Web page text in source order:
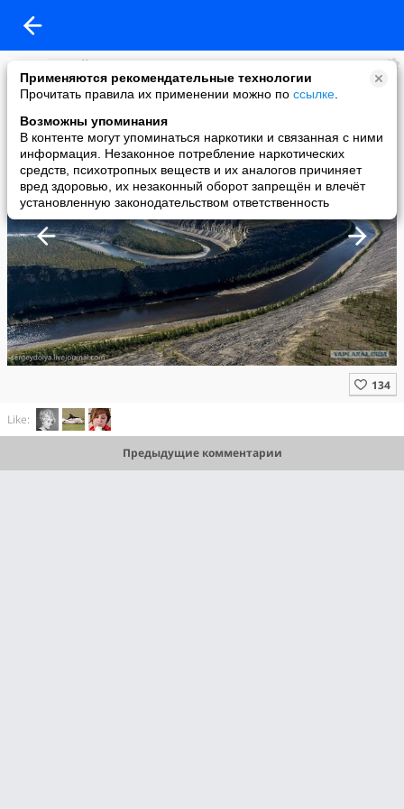
Применяются рекомендательные технологии
Прочитать правила их применении можно по ссылке
Возможны упоминания
В контенте могут упоминаться наркотики и связанная с ними
информация. Незаконное потребление наркотических
средств, психотропных веществ и их аналогов причиняет
вред здоровью, их незаконный оборот запрещён и влечёт
установленную законодательством ответственность
Алтай сегодня
added a photo
24 Nov в 00:22
Like:
Предыдущие комментарии